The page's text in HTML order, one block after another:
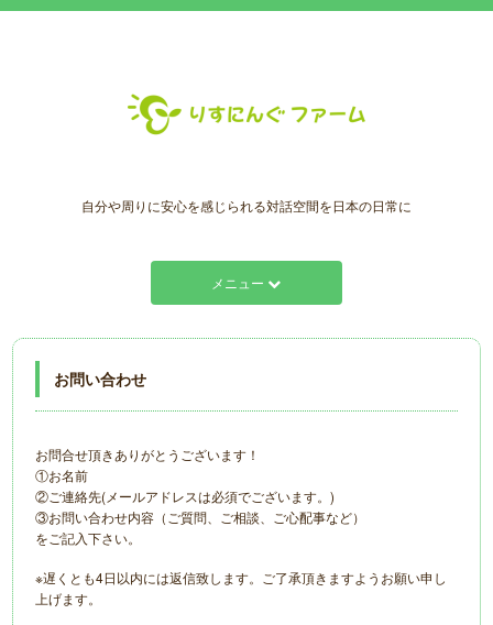
自分や周りに安心を感じられる対話空間を日本の日常に
メニュー
お問い合わせ
お問合せ頂きありがとうございます！
①お名前
②ご連絡先(メールアドレスは必須でございます。)
③お問い合わせ内容（ご質問、ご相談、ご心配事など）
をご記入下さい。
※遅くとも4日以内には返信致します。ご了承頂きますようお願い申し
上げます。